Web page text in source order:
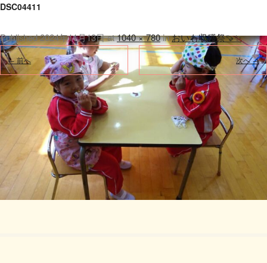
DSC04411
Published2024年11月13日at1040 × 780inおいも収穫祭🍠✨.
← 前へ 次へ →